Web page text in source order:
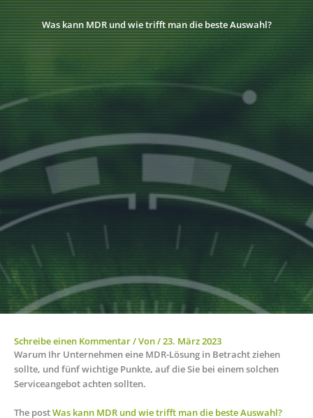
Was kann MDR und wie trifft man die beste Auswahl?
Schreibe einen Kommentar/ Von/23. März 2023
Warum Ihr Unternehmen eine MDR-Lösung in Betracht ziehen
sollte, und fünf wichtige Punkte, auf die Sie bei einem solchen
Serviceangebot achten sollten.
The postWas kann MDR und wie trifft man die beste Auswahl?